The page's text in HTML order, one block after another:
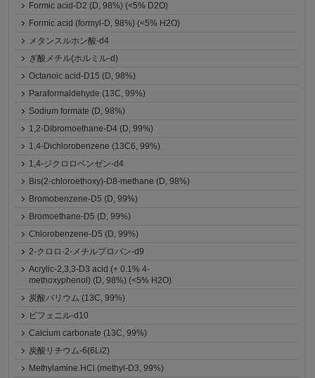
Formic acid-D2 (D, 98%) (<5% D2O)
Formic acid (formyl-D, 98%) (<5% H2O)
メタンスルホン酸-d4
ぎ酸メチル(ホルミル-d)
Octanoic acid-D15 (D, 98%)
Paraformaldehyde (13C, 99%)
Sodium formate (D, 98%)
1,2-Dibromoethane-D4 (D, 99%)
1,4-Dichlorobenzene (13C6, 99%)
1,4-ジクロロベンゼン-d4
Bis(2-chloroethoxy)-D8-methane (D, 98%)
Bromobenzene-D5 (D, 99%)
Bromoethane-D5 (D, 99%)
Chlorobenzene-D5 (D, 99%)
2-クロロ-2-メチルプロパン-d9
Acrylic-2,3,3-D3 acid (+ 0.1% 4-
methoxyphenol) (D, 98%) (<5% H2O)
炭酸バリウム (13C, 99%)
ビフェニル-d10
Calcium carbonate (13C, 99%)
炭酸リチウム-6(6Li2)
Methylamine.HCl (methyl-D3, 99%)